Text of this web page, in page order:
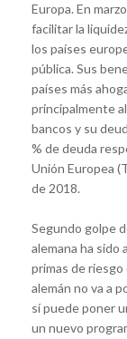
Europa. En
facilitar la
los países
pública. Sus
países más
principalmente
bancos y su
% de deuda
Unión Europea
de 2018.
Segundo golpe
alemana ha sido
primas de
alemán no va a
sí puede poner
un nuevo